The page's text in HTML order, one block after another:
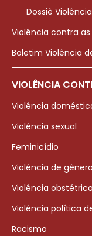
Dossiê
Violência contra
Boletim Violência
VIOLÊNCIA
Violência
Violência sexual
Feminicídio
Violência de
Violência obstétrica
Violência política
Racismo